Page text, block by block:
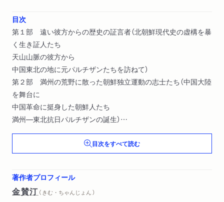
目次
第１部 遠い彼方からの歴史の証言者（北朝鮮現代史の虚構を暴
く生き証人たち
天山山脈の彼方から
中国東北の地に元パルチザンたちを訪ねて）
第２部 満州の荒野に散った朝鮮独立運動の志士たち（中国大陸
を舞台に
中国革命に挺身した朝鮮人たち
満州―東北抗日パルチザンの誕生）
第３部 幻の狙撃旅団（抗日連軍のソ連領逃避と南北の野営
ソ連軍に組み込まれた隊員たちの生活
密やかな「凱旋」）
目次をすべて読む
著作者プロフィール
金賛汀（ きむ・ちゃんじょん ）